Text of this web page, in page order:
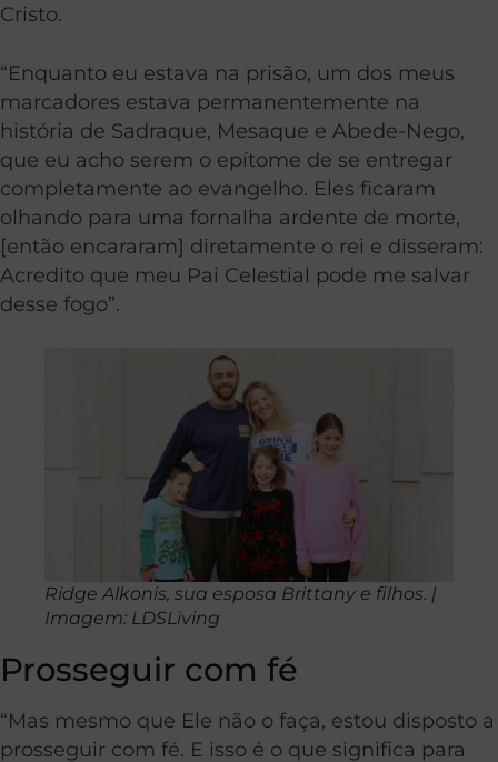
Cristo.
“Enquanto eu estava na prisão, um dos meus
marcadores estava permanentemente na
história de Sadraque, Mesaque e Abede-Nego,
que eu acho serem o epítome de se entregar
completamente ao evangelho. Eles ficaram
olhando para uma fornalha ardente de morte,
[então encararam] diretamente o rei e disseram:
Acredito que meu Pai Celestial pode me salvar
desse fogo”.
Ridge Alkonis, sua esposa Brittany e filhos. |
Imagem: LDSLiving
Prosseguir com fé
“Mas mesmo que Ele não o faça, estou disposto a
prosseguir com fé. E isso é o que significa para